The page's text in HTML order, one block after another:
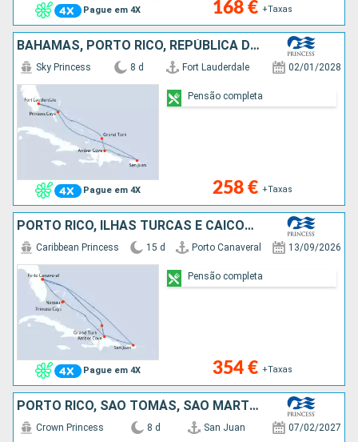
Pague em 4X 168 € +Taxas
BAHAMAS, PORTO RICO, REPÚBLICA DOMINICANA, ILHAS TURCAS E CAICOS, ESTADOS UNIDOS
Pague em 4X
Sky Princess 8 d Fort Lauderdale 02/01/2028
258 € +Taxas
Pensão completa
PORTO RICO, ILHAS TURCAS E CAICOS, BAHAMAS, REPÚBLICA DOMINICANA, ESTADOS UNIDOS
Pague em 4X
Caribbean Princess 15 d Porto Canaveral 13/09/2026
354 € +Taxas
Pensão completa
PORTO RICO, SÃO TOMÁS, SÃO MARTINHO, ANTÍGUA E BARBUDA, DOMINICA, BARBADOS
Crown Princess 8 d San Juan 07/02/2027